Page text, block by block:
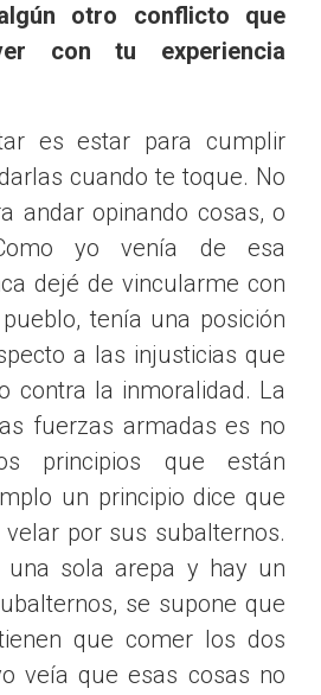
otro conflicto que
con tu experiencia
es estar para cumplir
cuando te toque. No
andar opinando cosas, o
yo venía de esa
dejé de vincularme con
tenía una posición
a las injusticias que
contra la inmoralidad. La
fuerzas armadas es no
principios que están
un principio dice que
por sus subalternos.
una sola arepa y hay un
se supone que
que comer los dos
veía que esas cosas no